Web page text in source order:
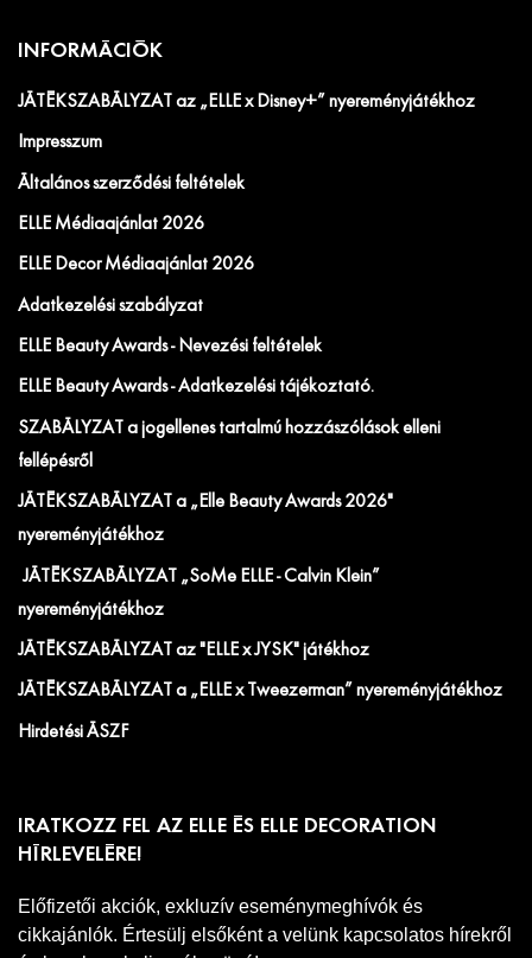
INFORMÁCIÓK
JÁTÉKSZABÁLYZAT az „ELLE x Disney+” nyereményjátékhoz
Impresszum
Általános szerződési feltételek
ELLE Médiaajánlat 2026
ELLE Decor Médiaajánlat 2026
Adatkezelési szabályzat
ELLE Beauty Awards - Nevezési feltételek
ELLE Beauty Awards - Adatkezelési tájékoztató.
SZABÁLYZAT a jogellenes tartalmú hozzászólások elleni
fellépésről
JÁTÉKSZABÁLYZAT a „Elle Beauty Awards 2026"
nyereményjátékhoz
JÁTÉKSZABÁLYZAT „SoMe ELLE - Calvin Klein”
nyereményjátékhoz
JÁTÉKSZABÁLYZAT az "ELLE x JYSK" játékhoz
JÁTÉKSZABÁLYZAT a „ELLE x Tweezerman” nyereményjátékhoz
Hirdetési ÁSZF
IRATKOZZ FEL AZ ELLE ÉS ELLE DECORATION
HÍRLEVELÉRE!
Előfizetői akciók, exkluzív eseménymeghívók és
cikkajánlók. Értesülj elsőként a velünk kapcsolatos hírekről